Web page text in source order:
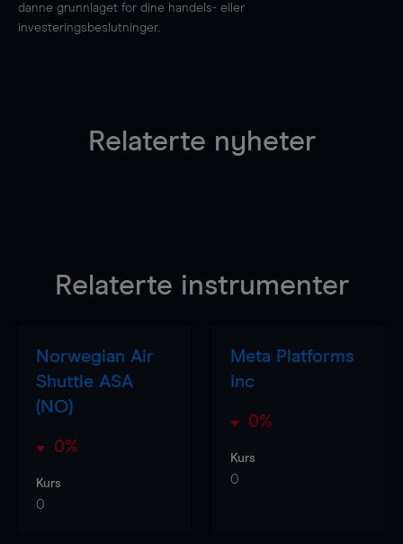
danne grunnlaget for dine handels- eller
investeringsbeslutninger.
Relaterte nyheter
Relaterte instrumenter
Norwegian Air
Shuttle ASA
(NO)
0%
Kurs
0
Meta Platforms
Inc
0%
Kurs
0